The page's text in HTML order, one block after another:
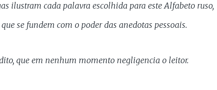
ilustram cada palavra escolhida para este Alfabeto ruso,
se fundem com o poder das anedotas pessoais.
que em nenhum momento negligencia o leitor.